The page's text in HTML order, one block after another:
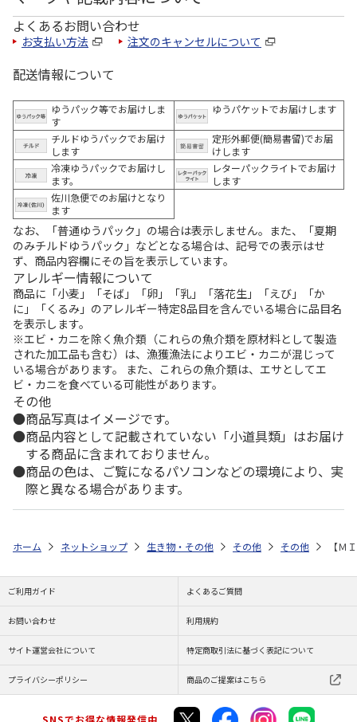
よくあるお問い合わせ
お支払い方法 注文のキャンセルについて
配送情報について
ゆうパック等でお届けしま
す
ゆうパケットでお届けします
チルドゆうパックでお届け
します
定形外郵便(簡易書留)でお届
けします
冷凍ゆうパックでお届けし
ます。
レターパックライトでお届け
します
佐川急便でのお届けとなり
ます
なお、「普通ゆうパック」の場合は表示しません。また、「夏期
のみチルドゆうパック」などとなる場合は、記号での表示はせ
ず、商品内容欄にその旨を表示しています。
アレルギー情報について
商品に「小麦」「そば」「卵」「乳」「落花生」「えび」「か
に」「くるみ」のアレルギー特定8品目を含んでいる場合に品目名
を表示します。
※エビ・カニを除く魚介類（これらの魚介類を原材料として製造
された加工品も含む）は、漁獲漁法によりエビ・カニが混じって
いる場合があります。 また、これらの魚介類は、エサとしてエ
ビ・カニを食べている可能性があります。
その他
商品写真はイメージです。
商品内容として記載されていない「小道具類」はお届け
する商品に含まれておりません。
商品の色は、ご覧になるパソコンなどの環境により、実
際と異なる場合があります。
ホーム ネットショップ 生き物・その他 その他 その他 【Ｍ
ご利用ガイド よくあるご質問
お問い合わせ 利用規約
サイト運営会社について 特定商取引法に基づく表記について
プライバシーポリシー 商品のご提案はこちら